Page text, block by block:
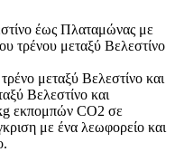
έως Πλαταμώνας με
τρένου μεταξύ Βελεστίνο
μεταξύ Βελεστίνο και
Βελεστίνο και
εκπομπών CO2 σε
με ένα λεωφορείο και